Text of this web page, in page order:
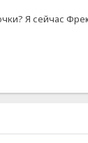
Я сейчас